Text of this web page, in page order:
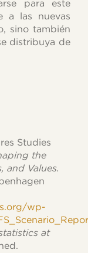
para este
a las nuevas
sino también
distribuya de
Studies
the
and Values.
wp-
at